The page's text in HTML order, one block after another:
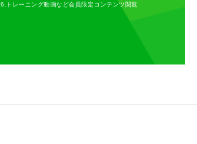
6.トレーニング動画など会員限定コンテンツ閲覧